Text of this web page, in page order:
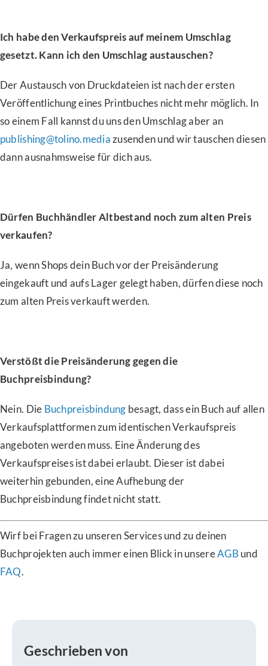
Ich habe den Verkaufspreis auf meinem Umschlag
gesetzt. Kann ich den Umschlag austauschen?
Der Austausch von Druckdateien ist nach der ersten
Veröffentlichung eines Printbuches nicht mehr möglich. In
so einem Fall kannst du uns den Umschlag aber an
publishing@tolino.mediazusenden und wir tauschen diesen
dann ausnahmsweise für dich aus.
Dürfen Buchhändler Altbestand noch zum alten Preis
verkaufen?
Ja, wenn Shops dein Buch vor der Preisänderung
eingekauft und aufs Lager gelegt haben, dürfen diese noch
zum alten Preis verkauft werden.
Verstößt die Preisänderung gegen die
Buchpreisbindung?
Nein. Die Buchpreisbindung besagt, dass ein Buch auf allen
Verkaufsplattformen zum identischen Verkaufspreis
angeboten werden muss. Eine Änderung des
Verkaufspreises ist dabei erlaubt. Dieser ist dabei
weiterhin gebunden, eine Aufhebung der
Buchpreisbindung findet nicht statt.
Wirf bei Fragen zu unseren Services und zu deinen
Buchprojekten auch immer einen Blick in unsereAGB und
FAQ.
Geschrieben von